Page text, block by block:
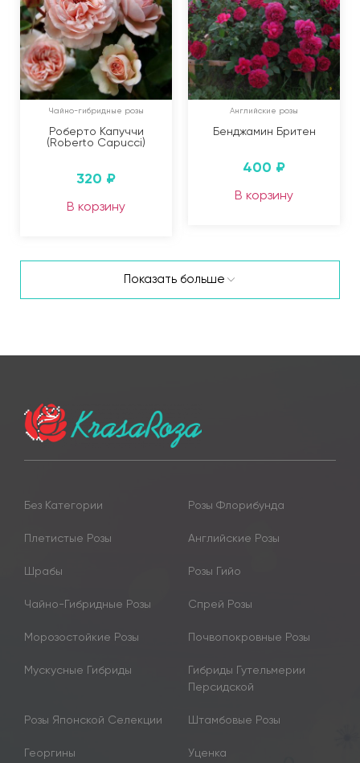
Чайно-гибридные розы
Роберто Капуччи
(Roberto Capucci)
320 ₽
В корзину
Английские розы
Бенджамин Бритен
400 ₽
В корзину
Показать больше
Без Категории Розы Флорибунда
Плетистые Розы Английские Розы
Шрабы Розы Гийо
Чайно-Гибридные Розы Спрей Розы
Морозостойкие Розы Почвопокровные Розы
Мускусные Гибриды
Гибриды Гутельмерии
Персидской
Розы Японской Селекции Штамбовые Розы
Георгины Уценка